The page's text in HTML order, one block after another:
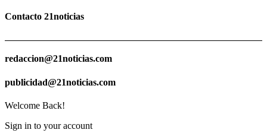
Contacto 21noticias
redaccion@21noticias.com
publicidad@21noticias.com
Welcome Back!
Sign in to your account